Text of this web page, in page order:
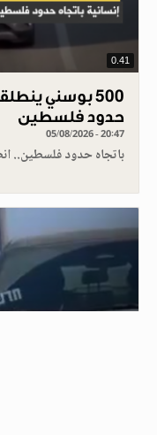
0.41
500 بوسني
حدود فلسطين
05/08/2026 - 20:47
باتجاه حدود فلسطين..